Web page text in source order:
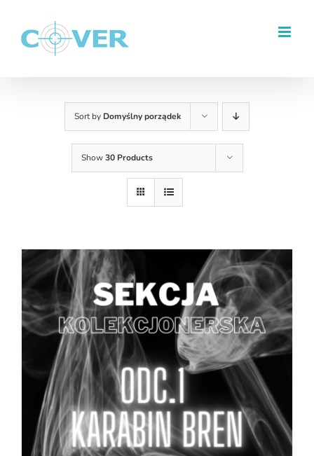
zawartości
Sort by Domyślny porządek
Show30 Products
DODAJ DO KOSZYKA SZCZEGÓŁY